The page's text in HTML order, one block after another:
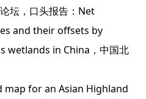
坛，口头报告：Net
and their offsets by
wetlands in China，中国北
map for an Asian Highland